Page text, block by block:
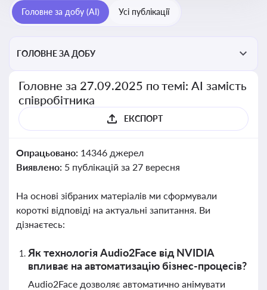
Головне за добу (AI) Усі публікації
ГОЛОВНЕ ЗА ДОБУ
Головне за 27.09.2025 по темі: АІ замість
співробітника
ЕКСПОРТ
Опрацьовано: 14346 джерел
Виявлено: 5 публікацій за 27 вересня
На основі зібраних матеріалів ми сформували
короткі відповіді на актуальні запитання. Ви
дізнаєтесь:
Як технологія Audio2Face від NVIDIA
впливає на автоматизацію бізнес-процесів?
Audio2Face дозволяє автоматично анімувати